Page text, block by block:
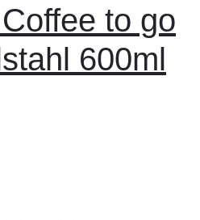
to go
600ml